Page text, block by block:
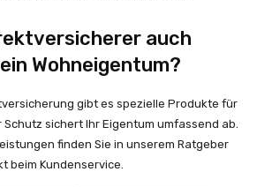
auch
Wohneigentum?
gibt es spezielle Produkte für
Schutz sichert Ihr Eigentum umfassend ab.
finden Sie in unserem Ratgeber
beim Kundenservice.